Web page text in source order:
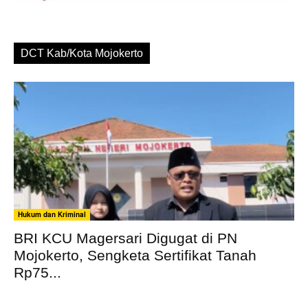
DCT Kab/Kota Mojokerto
Hukum dan Kriminal
BRI KCU Magersari Digugat di PN
Mojokerto, Sengketa Sertifikat Tanah
Rp75...